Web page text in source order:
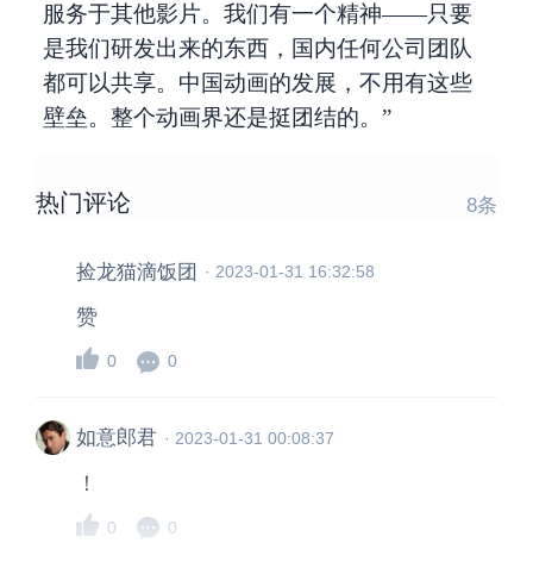
服务于其他影片。我们有一个精神——只要
是我们研发出来的东西，国内任何公司团队
都可以共享。中国动画的发展，不用有这些
壁垒。整个动画界还是挺团结的。”
热门评论 8条
捡龙猫滴饭团 · 2023-01-31 16:32:58
赞
0 0
如意郎君 · 2023-01-31 00:08:37
！
0 0